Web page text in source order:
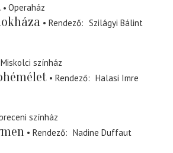
Operaház
Rendező
Szilágyi Bálint
Miskolci színház
Rendező
Halasi Imre
színház
Rendező
Nadine Duffaut